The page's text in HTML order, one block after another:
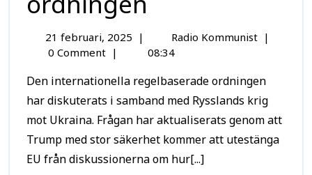
21 februari, 2025 | Radio Kommunist |
0 Comment | 08:34
Den internationella regelbaserade ordningen
har diskuterats i samband med Rysslands krig
mot Ukraina. Frågan har aktualiserats genom att
Trump med stor säkerhet kommer att utestänga
EU från diskussionerna om hur[...]